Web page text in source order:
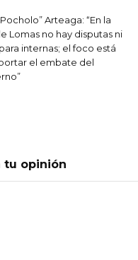
Arteaga: “En la
Lomas no hay disputas ni
internas; el foco está
el embate del
tu opinión